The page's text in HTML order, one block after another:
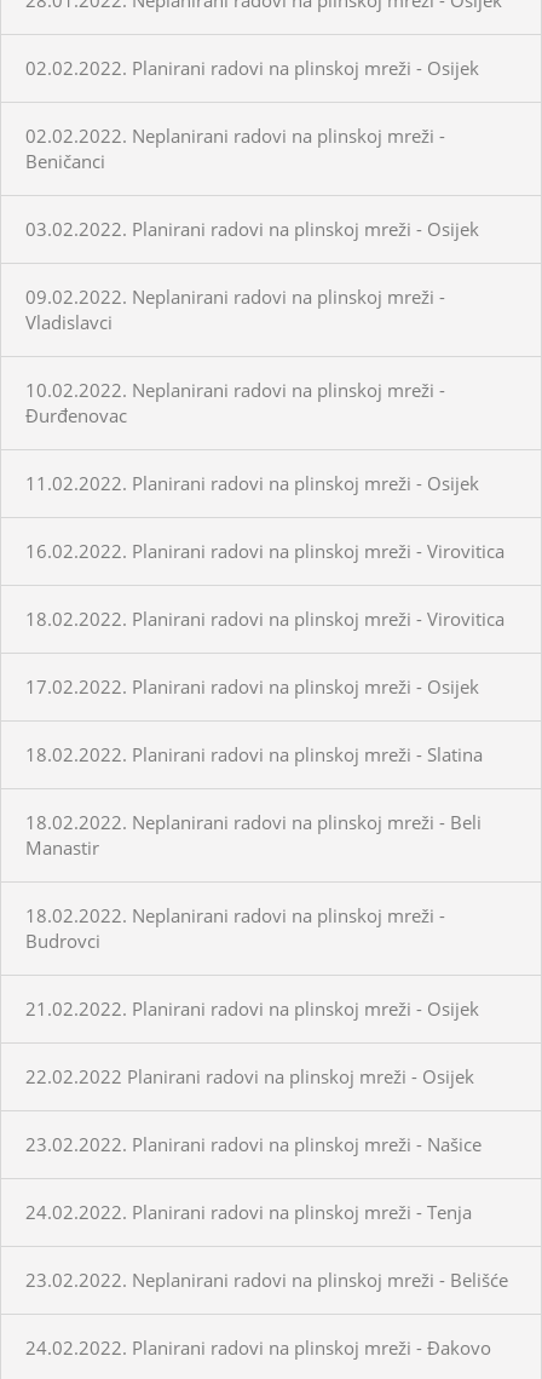
02.02.2022. Planirani radovi na plinskoj mreži - Osijek
02.02.2022. Neplanirani radovi na plinskoj mreži -
Beničanci
03.02.2022. Planirani radovi na plinskoj mreži - Osijek
09.02.2022. Neplanirani radovi na plinskoj mreži -
Vladislavci
10.02.2022. Neplanirani radovi na plinskoj mreži -
Đurđenovac
11.02.2022. Planirani radovi na plinskoj mreži - Osijek
16.02.2022. Planirani radovi na plinskoj mreži - Virovitica
18.02.2022. Planirani radovi na plinskoj mreži - Virovitica
17.02.2022. Planirani radovi na plinskoj mreži - Osijek
18.02.2022. Planirani radovi na plinskoj mreži - Slatina
18.02.2022. Neplanirani radovi na plinskoj mreži - Beli
Manastir
18.02.2022. Neplanirani radovi na plinskoj mreži -
Budrovci
21.02.2022. Planirani radovi na plinskoj mreži - Osijek
22.02.2022 Planirani radovi na plinskoj mreži - Osijek
23.02.2022. Planirani radovi na plinskoj mreži - Našice
24.02.2022. Planirani radovi na plinskoj mreži - Tenja
23.02.2022. Neplanirani radovi na plinskoj mreži - Belišće
24.02.2022. Planirani radovi na plinskoj mreži - Đakovo